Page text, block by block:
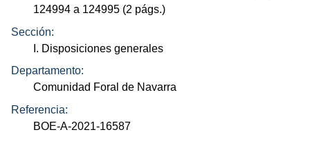
124994 a 124995 (2 págs.)
Sección:
I. Disposiciones generales
Departamento:
Comunidad Foral de Navarra
Referencia:
BOE-A-2021-16587